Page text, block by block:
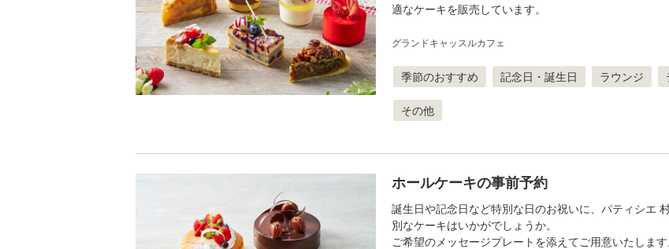
適なケーキを販売しています。
グランドキャッスルカフェ
季節のおすすめ 記念日・誕生日 ラウンジ
その他
ホールケーキの事前予約
誕生日や記念日など特別な日のお祝いに、パティシエ
別なケーキはいかがでしょうか。
ご希望のメッセージプレートを添えてご用意いたします